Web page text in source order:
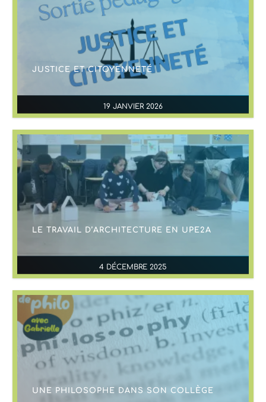
19 JANVIER 2026
JUSTICE ET CITOYENNETÉ
4 DÉCEMBRE 2025
LE TRAVAIL D’ARCHITECTURE EN UPE2A
UNE PHILOSOPHE DANS SON COLLÈGE